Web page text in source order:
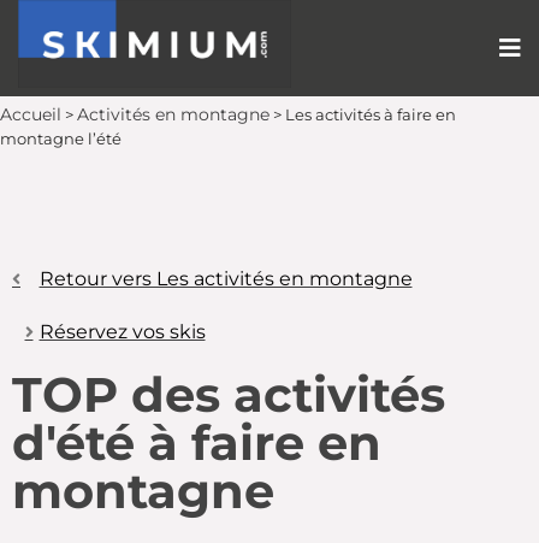
Accueil >Activités en montagne > Les activités à faire en
montagne l’été
Retour vers Les activités en montagne
Réservez vos skis
TOP des activités
d'été à faire en
montagne